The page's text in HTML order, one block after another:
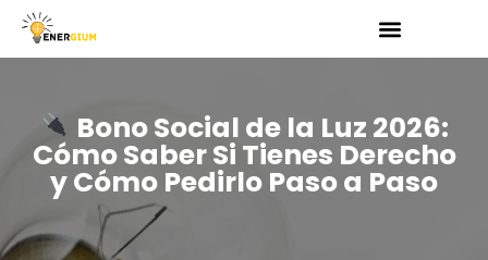
Saltar
contenidoBono Social de la Luz 2026:
Cómo Saber Si Tienes Derecho
y Cómo Pedirlo Paso a Paso